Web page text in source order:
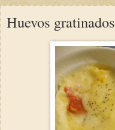
Huevos gratinados